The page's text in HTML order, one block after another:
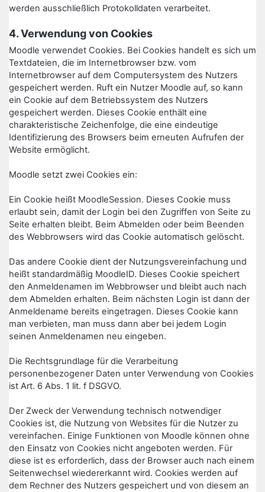
werden ausschließlich Protokolldaten verarbeitet.
4. Verwendung von Cookies
Moodle verwendet Cookies. Bei Cookies handelt es sich um
Textdateien, die im Internetbrowser bzw. vom
Internetbrowser auf dem Computersystem des Nutzers
gespeichert werden. Ruft ein Nutzer Moodle auf, so kann
ein Cookie auf dem Betriebssystem des Nutzers
gespeichert werden. Dieses Cookie enthält eine
charakteristische Zeichenfolge, die eine eindeutige
Identifizierung des Browsers beim erneuten Aufrufen der
Website ermöglicht.
Moodle setzt zwei Cookies ein:
Ein Cookie heißt MoodleSession. Dieses Cookie muss
erlaubt sein, damit der Login bei den Zugriffen von Seite zu
Seite erhalten bleibt. Beim Abmelden oder beim Beenden
des Webbrowsers wird das Cookie automatisch gelöscht.
Das andere Cookie dient der Nutzungsvereinfachung und
heißt standardmäßig MoodleID. Dieses Cookie speichert
den Anmeldenamen im Webbrowser und bleibt auch nach
dem Abmelden erhalten. Beim nächsten Login ist dann der
Anmeldename bereits eingetragen. Dieses Cookie kann
man verbieten, man muss dann aber bei jedem Login
seinen Anmeldenamen neu eingeben.
Die Rechtsgrundlage für die Verarbeitung
personenbezogener Daten unter Verwendung von Cookies
ist Art. 6 Abs. 1 lit. f DSGVO.
Der Zweck der Verwendung technisch notwendiger
Cookies ist, die Nutzung von Websites für die Nutzer zu
vereinfachen. Einige Funktionen von Moodle können ohne
den Einsatz von Cookies nicht angeboten werden. Für
diese ist es erforderlich, dass der Browser auch nach einem
Seitenwechsel wiedererkannt wird. Cookies werden auf
dem Rechner des Nutzers gespeichert und von diesem an